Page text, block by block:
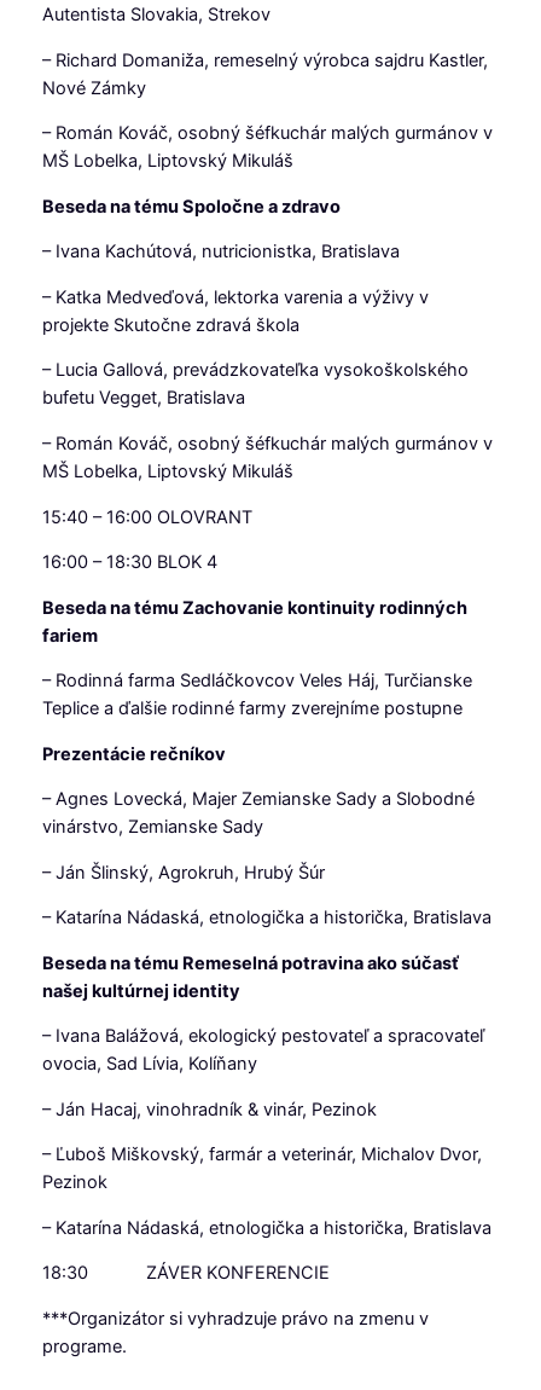
Autentista Slovakia, Strekov
– Richard Domaniža, remeselný výrobca sajdru Kastler,
Nové Zámky
– Román Kováč, osobný šéfkuchár malých gurmánov v
MŠ Lobelka, Liptovský Mikuláš
Beseda na tému Spoločne a zdravo
– Ivana Kachútová, nutricionistka, Bratislava
– Katka Medveďová, lektorka varenia a výživy v
projekte Skutočne zdravá škola
– Lucia Gallová, prevádzkovateľka vysokoškolského
bufetu Vegget, Bratislava
– Román Kováč, osobný šéfkuchár malých gurmánov v
MŠ Lobelka, Liptovský Mikuláš
15:40 – 16:00 OLOVRANT
16:00 – 18:30 BLOK 4
Beseda na tému Zachovanie kontinuity rodinných
fariem
– Rodinná farma Sedláčkovcov Veles Háj, Turčianske
Teplice a ďalšie rodinné farmy zverejníme postupne
Prezentácie rečníkov
– Agnes Lovecká, Majer Zemianske Sady a Slobodné
vinárstvo, Zemianske Sady
– Ján Šlinský, Agrokruh, Hrubý Šúr
– Katarína Nádaská, etnologička a historička, Bratislava
Beseda na tému Remeselná potravina ako súčasť
našej kultúrnej identity
– Ivana Balážová, ekologický pestovateľ a spracovateľ
ovocia, Sad Lívia, Kolíňany
– Ján Hacaj, vinohradník & vinár, Pezinok
– Ľuboš Miškovský, farmár a veterinár, Michalov Dvor,
Pezinok
– Katarína Nádaská, etnologička a historička, Bratislava
18:30 ZÁVER KONFERENCIE
***Organizátor si vyhradzuje právo na zmenu v
programe.